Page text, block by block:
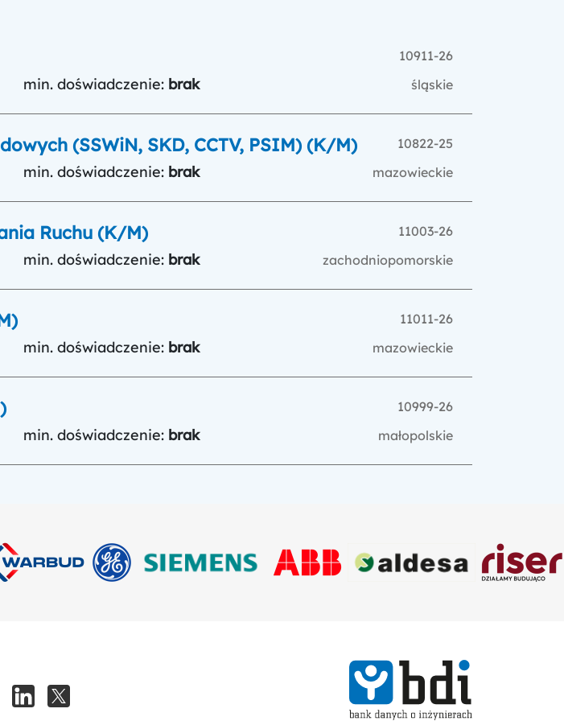
10911-26
min. doświadczenie: brak śląskie
(SSWiN, SKD, CCTV, PSIM) (K/M)
10822-25
min. doświadczenie: brak mazowieckie
Ruchu (K/M)
11003-26
min. doświadczenie: brak zachodniopomorskie
11011-26
min. doświadczenie: brak mazowieckie
10999-26
min. doświadczenie: brak małopolskie